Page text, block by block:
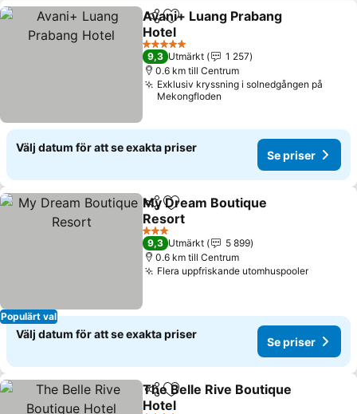
Dela Lägg till i Mina Favoriter
Avani+ Luang Prabang
Hotel
5 Stjärnor
9,3 Utmärkt
1 257
0.6 km till Centrum
Exklusiv kryssning i solnedgången på
Mekongfloden
Välj datum för att se exakta priser
Se priser
Populärt val
Dela Lägg till i Mina Favoriter
My Dream Boutique
Resort
3 Stjärnor
9,3 Utmärkt
5 899
0.6 km till Centrum
Flera uppfriskande utomhuspooler
Välj datum för att se exakta priser
Se priser
Dela Lägg till i Mina Favoriter
The Belle Rive Boutique
Hotel